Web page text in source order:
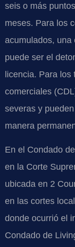
seis o más
meses. Para los
acumulados, una
puede ser el
licencia. Para los
comerciales
severas y
manera
En el Condado
en la Corte
ubicada en 2
en las cortes
donde ocurrió el
Condado de